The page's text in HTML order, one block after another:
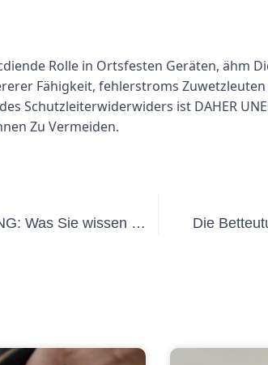
Rolle in Ortsfesten Geräten, ähm
Fähigkeit, fehlerstroms
Schutzleiterwiderwiders ist DAHER
Zu Vermeiden.
Verständnis von Schutzklasse 3 MÜFUNG: Was Sie wissen müssen Die